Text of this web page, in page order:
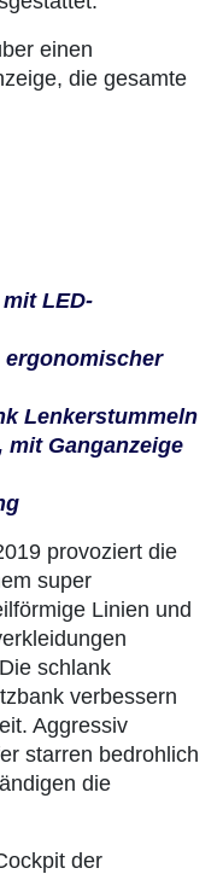
einen
die gesamte
LED-
ergonomischer
Lenkerstummeln
mit Ganganzeige
provoziert die
super
Linien und
schlank
verbessern
Aggressiv
starren bedrohlich
die
der